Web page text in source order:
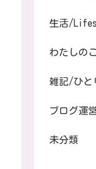
生活/
わたしの
雑記/ひと
ブログ運
未分類